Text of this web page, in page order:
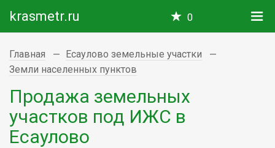
krasmetr.ru 0
Главная
Есаулово земельные участки
Земли населенных пунктов
Продажа земельных
участков под ИЖС в
Есаулово